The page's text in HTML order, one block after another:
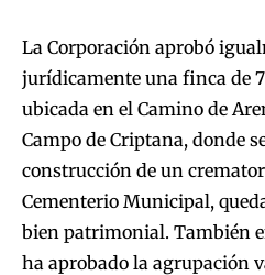
La Corporación aprobó
jurídicamente una finca de
ubicada en el Camino de
Campo de Criptana, donde
construcción de un
Cementerio Municipal,
bien patrimonial. También
ha aprobado la agrupación